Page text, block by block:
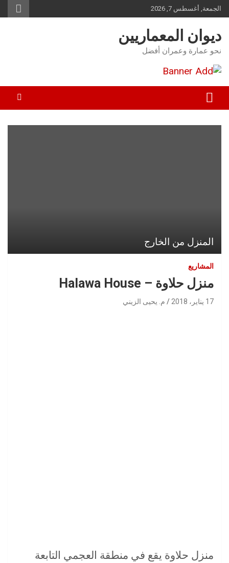
Skip
to
content
الجمعة, أغسطس 7, 2026
ديوان المعماريين
نحو عمارة وعمران أفضل
المنزل من الخارج
المشاريع
منزل حلاوة – Halawa House
17 يناير، 2018 م. يحيى الزيني
منزل حلاوة يقع في منطقة العجمي التابعة